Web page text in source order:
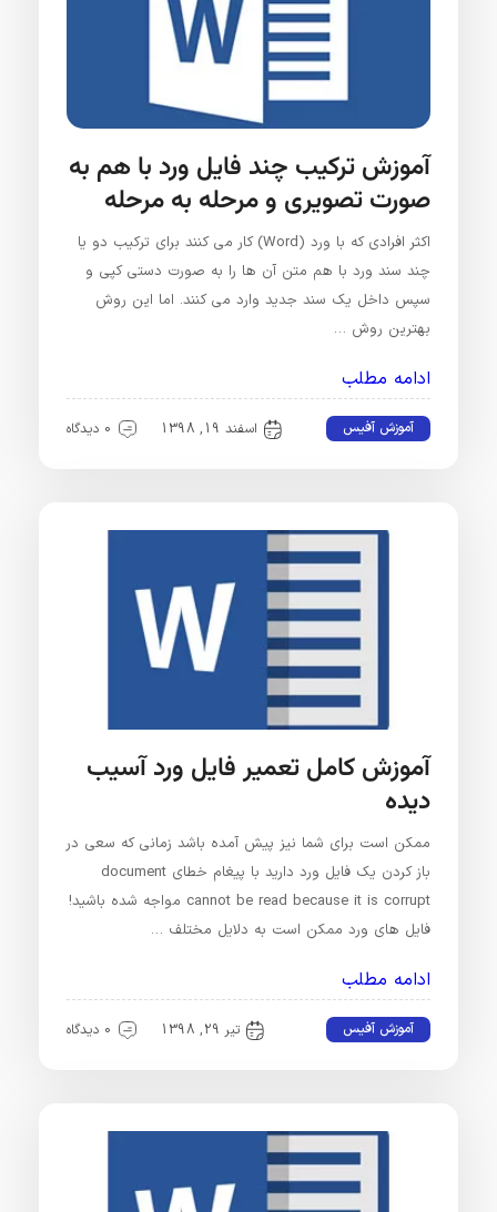
آموزش ترکیب چند فایل ورد با هم به
صورت تصویری و مرحله به مرحله
اکثر افرادی که با ورد (Word) کار می کنند برای ترکیب دو یا
چند سند ورد با هم متن آن ها را به صورت دستی کپی و
سپس داخل یک سند جدید وارد می کنند. اما این روش
بهترین روش …
ادامه مطلب
آموزش آفیس اسفند 19, 1398 0 دیدگاه
آموزش کامل تعمیر فایل ورد آسیب
دیده
ممکن است برای شما نیز پیش آمده باشد زمانی که سعی در
باز کردن یک فایل ورد دارید با پیغام خطای document
cannot be read because it is corrupt مواجه شده باشید!
فایل های ورد ممکن است به دلایل مختلف …
ادامه مطلب
آموزش آفیس تیر 29, 1398 0 دیدگاه